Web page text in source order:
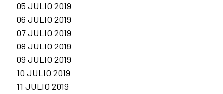
05 JULIO 2019
06 JULIO 2019
07 JULIO 2019
08 JULIO 2019
09 JULIO 2019
10 JULIO 2019
11 JULIO 2019